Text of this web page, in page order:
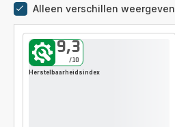
Alleen verschillen weergeven
9,3
/10
Herstelbaarheidsindex